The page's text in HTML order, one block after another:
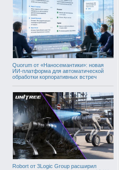
Quorum от «Наносемантики»: новая
ИИ-платформа для автоматической
обработки корпоративных встреч
Robort от 3Logic Group расширил